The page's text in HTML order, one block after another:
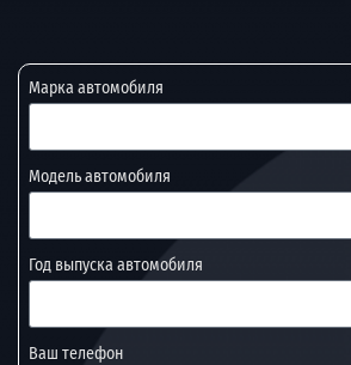
Марка автомобиля
Модель автомобиля
Год выпуска автомобиля
Ваш телефон